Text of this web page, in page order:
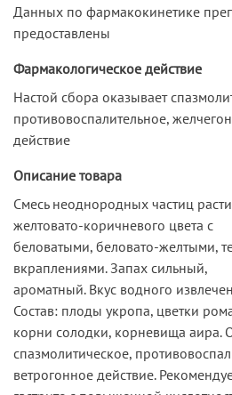
Данных по фармакокинетике
предоставлены
Фармакологическое действие
Настой сбора оказывает
противовоспалительное,
действие
Описание товара
Смесь неоднородных частиц
желтовато-коричневого цвета с
беловатыми, беловато-желтыми,
вкраплениями. Запах сильный,
ароматный. Вкус водного
Состав: плоды укропа, цветки
корни солодки, корневища аира.
спазмолитическое,
ветрогонное действие.